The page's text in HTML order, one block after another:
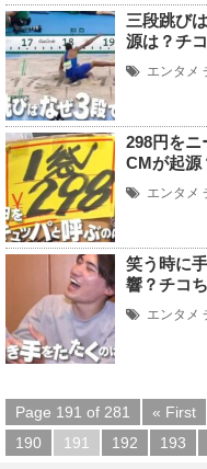
三段跳び
源は？チ
エンタメ
298円をニ
CMが起源
エンタメ
笑う時に
響？チコ
エンタメ
Page 191 of 281 « First
190
191 192 193